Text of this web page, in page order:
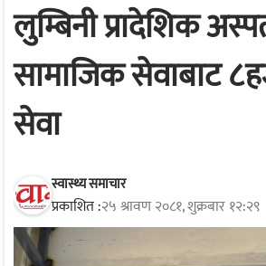
लुम्बिनी प्रादेशिक
सामाजिक सेवाबाट
सेवा
स्वास्थ्य समाचार
प्रकाशित :२५ श्रावण २०८१, शुक्रबार १२:२९